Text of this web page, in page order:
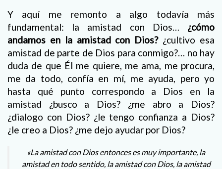
Y aquí me remonto a algo todavía más
fundamental: la amistad con Dios… ¿cómo
andamos en la amistad con Dios?¿cultivo esa
amistad de parte de Dios para conmigo?… no hay
duda de que Él me quiere, me ama, me procura,
me da todo, confía en mí, me ayuda, pero yo
hasta qué punto correspondo a Dios en la
amistad ¿busco a Dios? ¿me abro a Dios?
¿dialogo con Dios? ¿le tengo confianza a Dios?
¿le creo a Dios? ¿me dejo ayudar por Dios?
«La amistad con Dios entonces es muy importante, la
amistad en todo sentido, la amistad con Dios, la amistad